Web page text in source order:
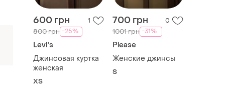
600 грн 1
800 грн -25%
Levi's
Джинсовая куртка
женская
ХS
700 грн 0
1001 грн -31%
Please
Женские джинсы
S